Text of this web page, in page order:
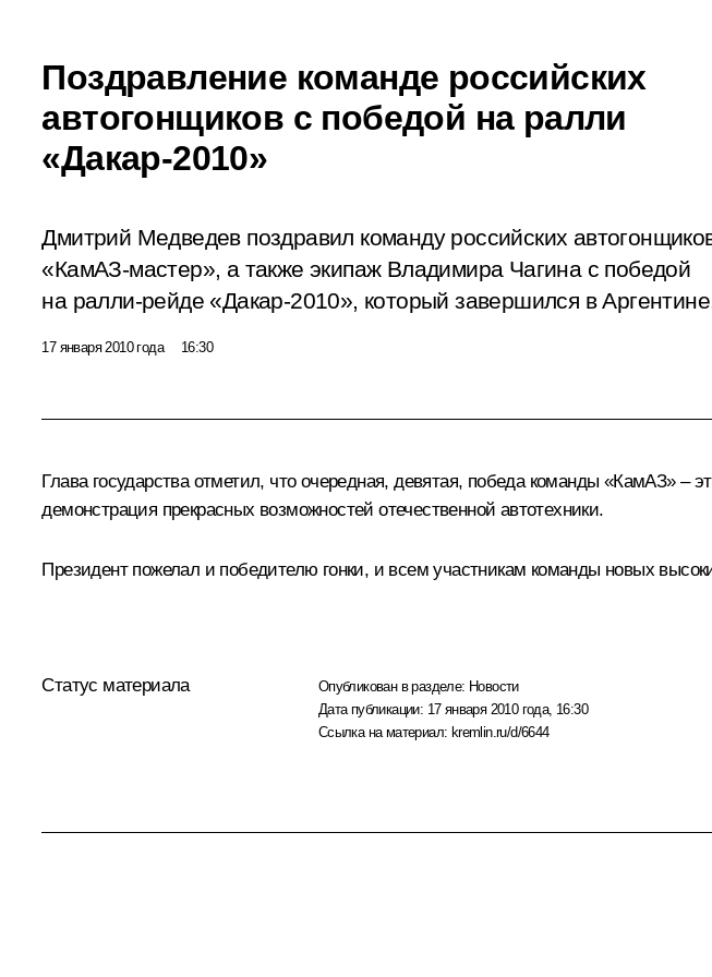
Поздравление команде российских
автогонщиков с победой на ралли
«Дакар-2010»
Дмитрий Медведев поздравил команду российских
«КамАЗ-мастер», а также экипаж Владимира Чагина с победой
на ралли-рейде «Дакар-2010», который завершился в
17 января 2010 года 16:30
Глава государства отметил, что очередная, девятая, победа команды «КамАЗ» –
демонстрация прекрасных возможностей отечественной автотехники.
Президент пожелал и победителю гонки, и всем участникам команды новых
Статус материала Опубликован в разделе: Новости
Дата публикации: 17 января 2010 года, 16:30
Ссылка на материал: kremlin.ru/d/6644